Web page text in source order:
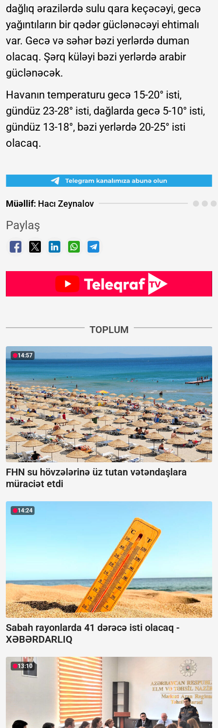
dağlıq ərazilərdə sulu qara keçəcəyi, gecə
yağıntıların bir qədər güclənəcəyi ehtimalı
var. Gecə və səhər bəzi yerlərdə duman
olacaq. Şərq küləyi bəzi yerlərdə arabir
güclənəcək.
Havanın temperaturu gecə 15-20° isti,
gündüz 23-28° isti, dağlarda gecə 5-10° isti,
gündüz 13-18°, bəzi yerlərdə 20-25° isti
olacaq.
Müəllif: Hacı Zeynalov
Paylaş
TOPLUM
14:57
FHN su hövzələrinə üz tutan vətəndaşlara
müraciət etdi
14:24
Sabah rayonlarda 41 dərəcə isti olacaq -
XƏBƏRDARLIQ
13:10